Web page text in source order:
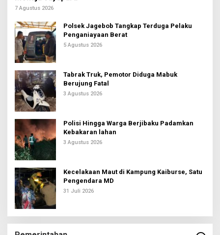
7 Agustus 2026
Polsek Jagebob Tangkap Terduga Pelaku
Penganiayaan Berat
5 Agustus 2026
Tabrak Truk, Pemotor Diduga Mabuk
Berujung Fatal
3 Agustus 2026
Polisi Hingga Warga Berjibaku Padamkan
Kebakaran lahan
3 Agustus 2026
Kecelakaan Maut di Kampung Kaiburse, Satu
Pengendara MD
31 Juli 2026